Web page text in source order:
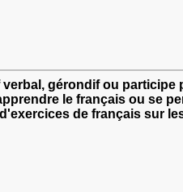
gérondif ou participe
le français ou se
de français sur